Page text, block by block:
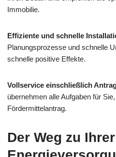
Immobilie.
Effiziente und schnelle
Planungsprozesse und schnelle
schnelle positive Effekte.
Vollservice einschließlich
übernehmen alle Aufgaben für
Fördermittelantrag.
Der Weg zu